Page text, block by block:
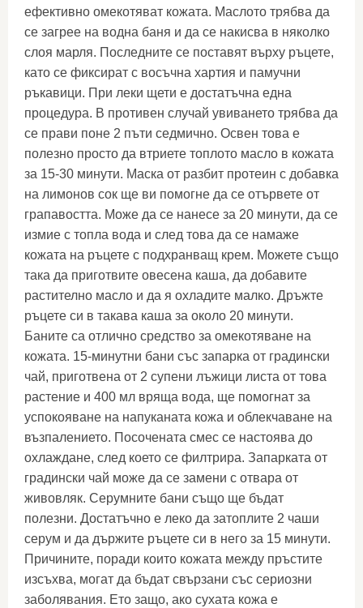
ефективно омекотяват кожата. Маслото трябва да
се загрее на водна баня и да се накисва в няколко
слоя марля. Последните се поставят върху ръцете,
като се фиксират с восъчна хартия и памучни
ръкавици. При леки щети е достатъчна една
процедура. В противен случай увиването трябва да
се прави поне 2 пъти седмично. Освен това е
полезно просто да втриете топлото масло в кожата
за 15-30 минути. Маска от разбит протеин с добавка
на лимонов сок ще ви помогне да се отървете от
грапавостта. Може да се нанесе за 20 минути, да се
измие с топла вода и след това да се намаже
кожата на ръцете с подхранващ крем. Можете също
така да приготвите овесена каша, да добавите
растително масло и да я охладите малко. Дръжте
ръцете си в такава каша за около 20 минути.
Баните са отлично средство за омекотяване на
кожата. 15-минутни бани със запарка от градински
чай, приготвена от 2 супени лъжици листа от това
растение и 400 мл вряща вода, ще помогнат за
успокояване на напуканата кожа и облекчаване на
възпалението. Посочената смес се настоява до
охлаждане, след което се филтрира. Запарката от
градински чай може да се замени с отвара от
живовляк. Серумните бани също ще бъдат
полезни. Достатъчно е леко да затоплите 2 чаши
серум и да държите ръцете си в него за 15 минути.
Причините, поради които кожата между пръстите
изсъхва, могат да бъдат свързани със сериозни
заболявания. Ето защо, ако сухата кожа е